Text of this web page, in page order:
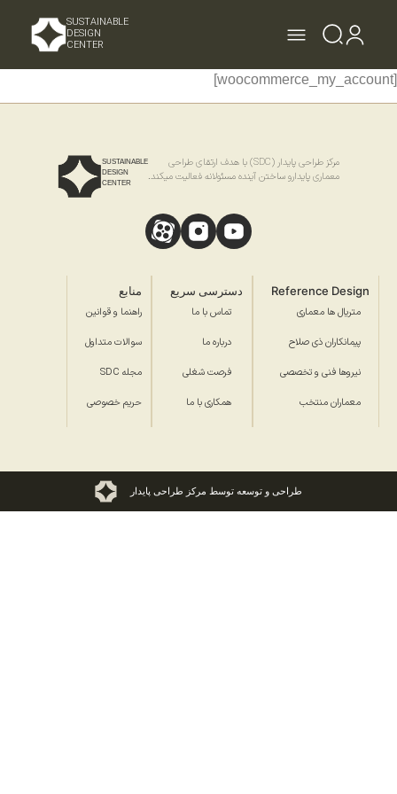
SUSTAINABLE
DESIGN
CENTER
[woocommerce_my_account]
مرکز طراحی پایدار (SDC) با هدف ارتقای طراحی
معماری پایدارو ساختن آینده مسئولانه فعالیت میکند.
SUSTAINABLE
DESIGN
CENTER
Reference Design
متریال ها معماری
پیمانکاران ذی صلاح
نیروها فنی و تخصصی
معماران منتخب
دسترسی سریع
تماس با ما
درباره ما
فرصت شغلی
همکاری با ما
منابع
راهنما و قوانین
سوالات متداول
مجله SDC
حریم خصوصی
طراحی و توسعه توسط مرکز طراحی پایدار